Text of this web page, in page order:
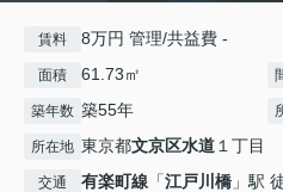
賃料 8万円 管理/共益費 -
面積 61.73㎡
築年数 築55年
所在地 東京都文京区水道１丁目
交通 有楽町線 「江戸川橋 」駅